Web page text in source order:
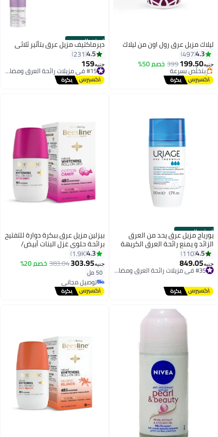
ليلاك مزيل عرق رول اون من ليلاك
4.3
497
جنيه199.50
399 خصم 50%
توصيل مجاني
بتخلّص بسرعة
تم بيع +740 مؤخرًا
الستور الرسمي
ديرماكتيف مزيل عرق بتأثير ثلاثي
4.5
231
جنيه159
توصيل مجاني
الستور الرسمي
يورياج مزيل عرق يحد من العرق
الزائد و يمنع رائحة العرق الكريهة
4.5
110
جنيه849.05
توصيل مجاني
بيزلين مزيل عرق ببكرة دوارة للتفتيح
برائحة حلوى غزل البنات أبيض/
وردي/ذهبي 50ملليلتر
4.3
1.9K
جنيه303.95
383.04خصم 20%
50 ملتوصيل مجاني
بتخلّص بسرعة
توصيل مجاني